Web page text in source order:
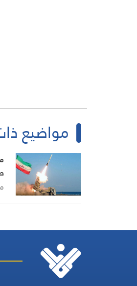
مواضيع